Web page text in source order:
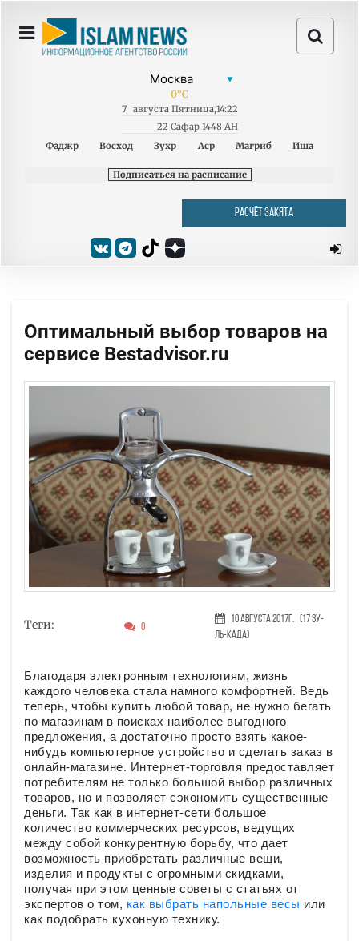
0°C
7 августа Пятница,14:22
22 Сафар 1448 AH
Фаджр
Восход Зухр Аср Магриб Иша
Подписаться на расписание
РАСЧЁТ ЗАКЯТА
Оптимальный выбор товаров на
сервисе Bestadvisor.ru
Теги: 0
10 Августа 2017г. (17 Зу-
ль-када)
Благодаря электронным технологиям, жизнь
каждого человека стала намного комфортней. Ведь
теперь, чтобы купить любой товар, не нужно бегать
по магазинам в поисках наиболее выгодного
предложения, а достаточно просто взять какое-
нибудь компьютерное устройство и сделать заказ в
онлайн-магазине. Интернет-торговля предоставляет
потребителям не только большой выбор различных
товаров, но и позволяет сэкономить существенные
деньги. Так как в интернет-сети большое
количество коммерческих ресурсов, ведущих
между собой конкурентную борьбу, что дает
возможность приобретать различные вещи,
изделия и продукты с огромными скидками,
получая при этом ценные советы с статьях от
экспертов о том, как выбрать напольные весы или
как подобрать кухонную технику.